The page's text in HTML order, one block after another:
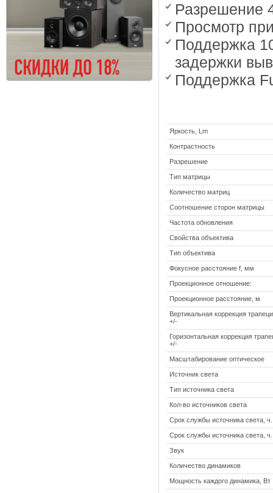
Разрешение
Просмотр
Поддержка
задержки
Поддержка
Яркость, Lm
Контрастность
Разрешение
Тип матрицы
Количество матриц
Соотношение сторон матрицы
Частота обновления
Свойства объектива
Тип объектива
Фокусное расстояние f, мм
Проекционное отношение:
Проекционное расстояние, м
Вертикальная коррекция
+/-
Горизонтальная коррекция
+/-
Масштабирование оптическое
Источник света
Тип источника света
Кол-во источников света
Срок службы источника света,
Срок службы источника света,
Звук
Количество динамиков
Мощность каждого динамика, Вт